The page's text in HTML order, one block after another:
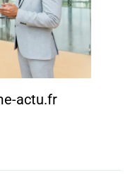
actu.fr